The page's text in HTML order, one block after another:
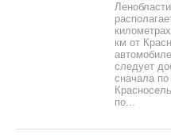
км от
следует
сначала по
по...